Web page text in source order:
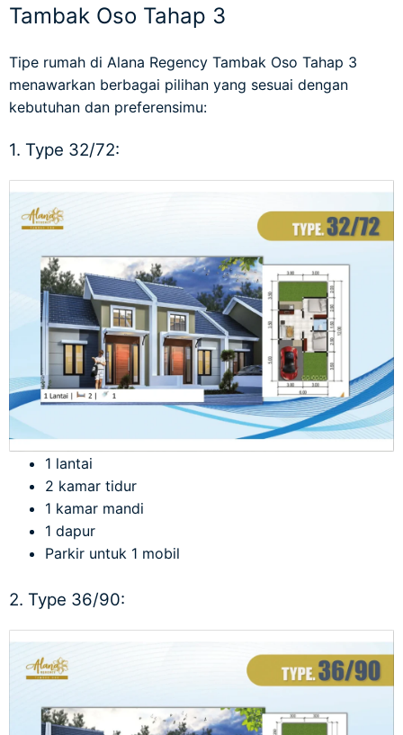
Tambak Oso Tahap 3
Tipe rumah di Alana Regency Tambak Oso Tahap 3
menawarkan berbagai pilihan yang sesuai dengan
kebutuhan dan preferensimu:
1. Type 32/72:
1 lantai
2 kamar tidur
1 kamar mandi
1 dapur
Parkir untuk 1 mobil
2. Type 36/90: